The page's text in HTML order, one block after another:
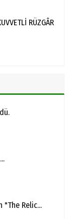
RÜZGÂR
"The Relic...